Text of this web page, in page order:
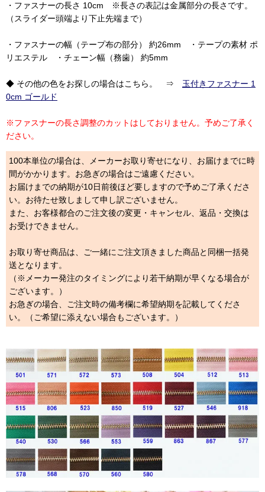
・ファスナーの長さ 10cm ※長さの表記は金属部分の長さです。
（スライダー頭端より下止先端まで）
・ファスナーの幅（テープ布の部分） 約26mm ・テープの素材 ポ
リエステル ・チェーン幅（務歯） 約5mm
◆ その他の色をお探しの場合はこちら。 ⇒ 玉付きファスナー 1
0cm ゴールド
※ファスナーの長さ調整のカットはしておりません。予めご了承く
ださい。
100本単位の場合は、メーカーお取り寄せになり、お届けまでに時
間がかかります。お急ぎの場合はご遠慮ください。
お届けまでの納期が10日前後ほど要しますので予めご了承くださ
い。お待たせ致しまして申し訳ございません。
また、お客様都合のご注文後の変更・キャンセル、返品・交換は
お受けできません。
お取り寄せ商品は、ご一緒にご注文頂きました商品と同梱一括発
送となります。
（※メーカー発注のタイミングにより若干納期が早くなる場合が
ございます。）
お急ぎの場合、ご注文時の備考欄に希望納期を記載してくださ
い。（ご希望に添えない場合もございます。）